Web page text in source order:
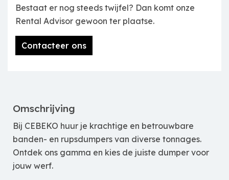
Bestaat er nog steeds twijfel? Dan komt onze
Rental Advisor gewoon ter plaatse.
Contacteer ons
Omschrijving
Bij CEBEKO huur je krachtige en betrouwbare
banden- en rupsdumpers van diverse tonnages.
Ontdek ons gamma en kies de juiste dumper voor
jouw werf.